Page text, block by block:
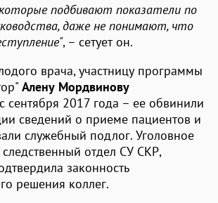
подбивают показатели по
даже не понимают, что
, – сетует он.
врача, участницу программы
Алену Мордвинову
сентября 2017 года – ее обвинили
сведений о приеме пациентов и
служебный подлог. Уголовное
отдел СУ СКР,
законность
решения коллег.